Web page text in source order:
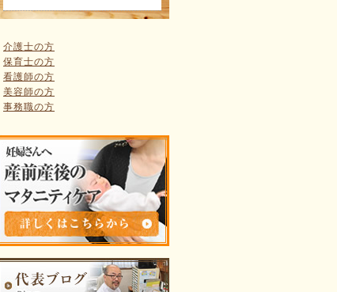
介護士の方
保育士の方
看護師の方
美容師の方
事務職の方